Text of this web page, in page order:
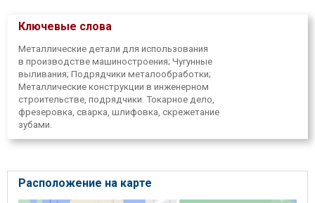
Ключевые слова
Металлические детали для использования
в производстве машиностроения; Чугунные
выливания; Подрядчики металообработки;
Металлические конструкции в инженерном
строительстве, подрядчики. Токарное дело,
фрезеровка, сварка, шлифовка, скрежетание
зубами.
Расположение на карте